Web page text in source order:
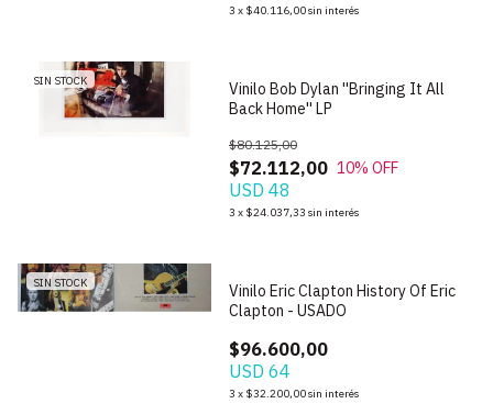
3 x $40.116,00sin interés
SIN STOCK
Vinilo Bob Dylan ''Bringing It All
Back Home'' LP
$72.112,00
$80.125,00
10% OFF
USD 48
3 x $24.037,33 sin interés
SIN STOCK
Vinilo Eric Clapton History Of Eric
Clapton - USADO
$96.600,00
USD 64
3 x $32.200,00sin interés